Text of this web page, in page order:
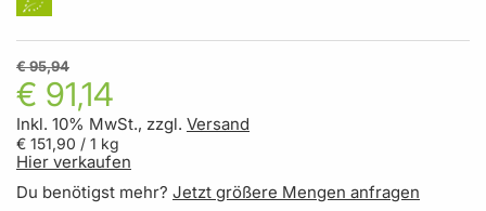
€ 91,14
€ 95,94
Inkl. 10% MwSt., zzgl. Versand
€ 151,90 / 1 kg
Hier verkaufen
Du benötigst mehr? Jetzt größere Mengen anfragen